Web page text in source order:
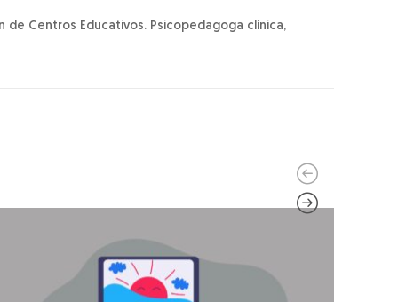
de Centros Educativos. Psicopedagoga clínica,